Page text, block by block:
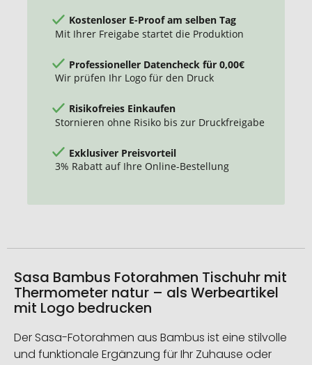
Kostenloser E-Proof am selben Tag
Mit Ihrer Freigabe startet die Produktion
Professioneller Datencheck für 0,00€
Wir prüfen Ihr Logo für den Druck
Risikofreies Einkaufen
Stornieren ohne Risiko bis zur Druckfreigabe
Exklusiver Preisvorteil
3% Rabatt auf Ihre Online-Bestellung
Sasa Bambus Fotorahmen Tischuhr mit
Thermometer natur – als Werbeartikel
mit Logo bedrucken
Der Sasa-Fotorahmen aus Bambus ist eine stilvolle
und funktionale Ergänzung für Ihr Zuhause oder